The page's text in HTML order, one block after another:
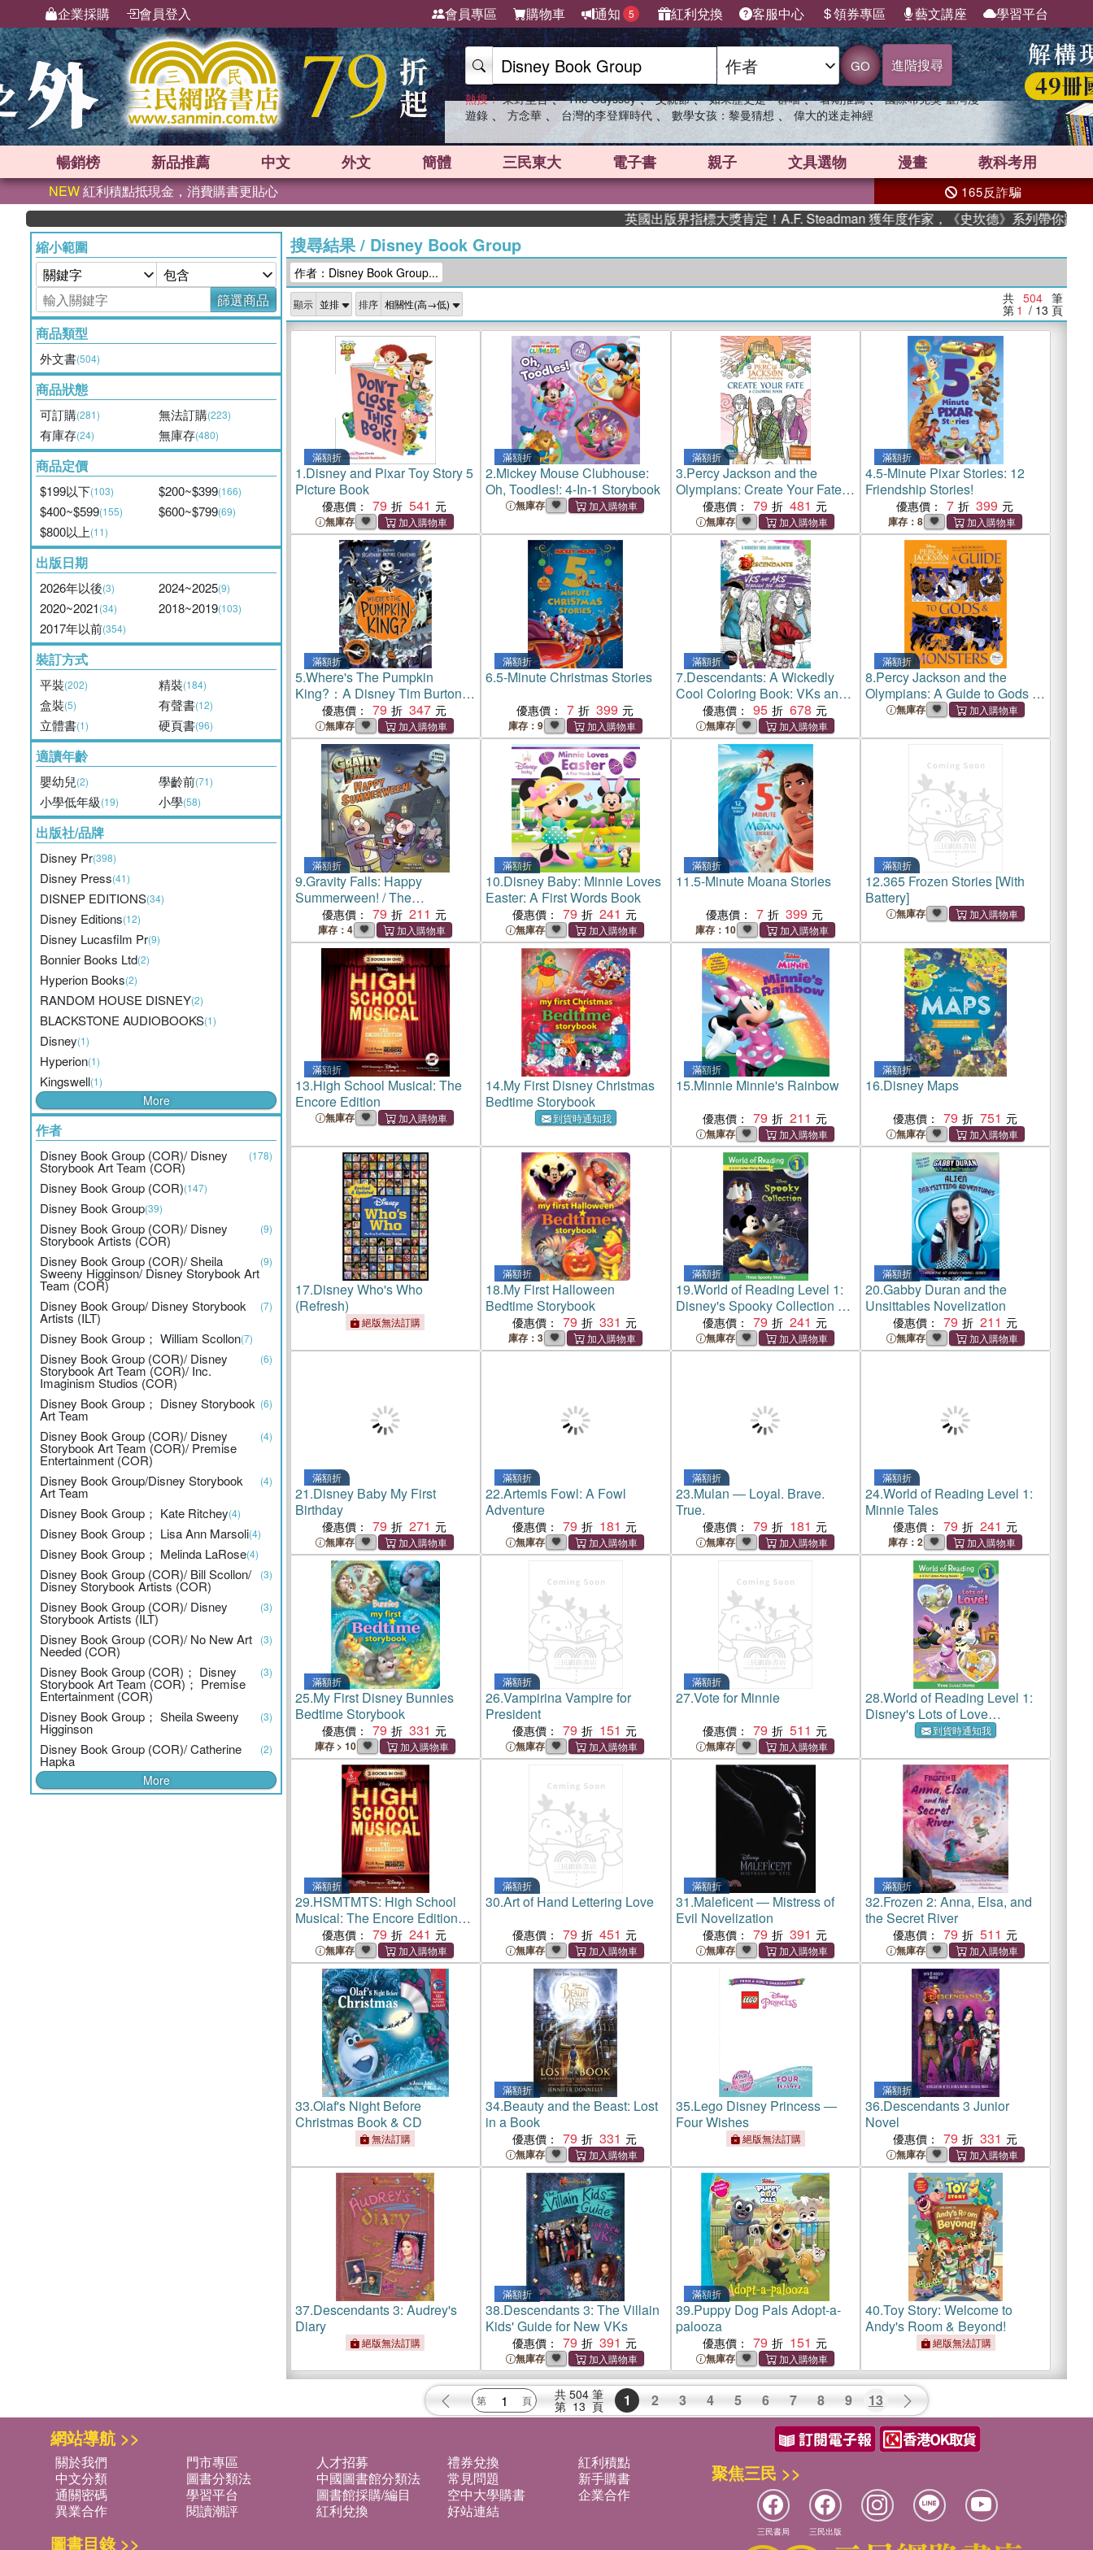
企業採購 會員登入 會員專區 購物車 通知 5 紅利兌換 客服中心 領券專區 藝文講座 學習平台
GO 進階搜尋
熱搜： 東野圭吾 、 The Odyssey 、 父親節 、 如果歷史是一群喵 、 暑期推薦 、 國際布克獎 臺灣漫
遊錄 、 方念華 、 台灣的李登輝時代 、 數學女孩：黎曼猜想 、 偉大的迷走神經
暢銷榜 新品推薦 中文 外文 簡體 三民東大 電子書 親子 文具選物 漫畫 教科考用
NEW紅利積點抵現金，消費購書更貼心 165反詐騙
英國出版界指標大獎肯定！A.F. Steadman 獲年度作家，《史坎德》系列帶你踏上熱血奇幻
縮小範圍
篩選商品
商品類型
外文書(504)
商品狀態
可訂購(281) 無法訂購(223)
有庫存(24) 無庫存(480)
商品定價
$199以下(103) $200~$399(166)
$400~$599(155) $600~$799(69)
$800以上(11)
出版日期
2026年以後(3) 2024~2025(9)
2020~2021(34) 2018~2019(103)
2017年以前(354)
裝訂方式
平裝(202) 精裝(184)
盒裝(5) 有聲書(12)
立體書(1) 硬頁書(96)
適讀年齡
嬰幼兒(2) 學齡前(71)
小學低年級(19) 小學(58)
出版社/品牌
Disney Pr(398)
Disney Press(41)
DISNEP EDITIONS(34)
Disney Editions(12)
Disney Lucasfilm Pr(9)
Bonnier Books Ltd(2)
Hyperion Books(2)
RANDOM HOUSE DISNEY(2)
BLACKSTONE AUDIOBOOKS(1)
Disney(1)
Hyperion(1)
Kingswell(1)
More
作者
Disney Book Group (COR)/ Disney
Storybook Art Team (COR)
(178)
Disney Book Group (COR)(147)
Disney Book Group(39)
Disney Book Group (COR)/ Disney
Storybook Artists (COR)
(9)
Disney Book Group (COR)/ Sheila
Sweeny Higginson/ Disney Storybook Art
Team (COR)
(9)
Disney Book Group/ Disney Storybook
Artists (ILT)
(7)
Disney Book Group； William Scollon(7)
Disney Book Group (COR)/ Disney
Storybook Art Team (COR)/ Inc.
Imaginism Studios (COR)
(6)
Disney Book Group； Disney Storybook
Art Team
(6)
Disney Book Group (COR)/ Disney
Storybook Art Team (COR)/ Premise
Entertainment (COR)
(4)
Disney Book Group/Disney Storybook
Art Team
(4)
Disney Book Group； Kate Ritchey(4)
Disney Book Group； Lisa Ann Marsoli(4)
Disney Book Group； Melinda LaRose(4)
Disney Book Group (COR)/ Bill Scollon/
Disney Storybook Artists (COR)
(3)
Disney Book Group (COR)/ Disney
Storybook Artists (ILT)
(3)
Disney Book Group (COR)/ No New Art
Needed (COR)
(3)
Disney Book Group (COR)； Disney
Storybook Art Team (COR)； Premise
Entertainment (COR)
(3)
Disney Book Group； Sheila Sweeny
Higginson
(3)
Disney Book Group (COR)/ Catherine
Hapka
(2)
More
搜尋結果/ Disney Book Group
作者：Disney Book Group...
顯示 排序 共 504 筆
第 1 / 13 頁
滿額折
1.Disney and Pixar Toy Story 5
Picture Book
優惠價： 79 541
無庫存
滿額折
2.Mickey Mouse Clubhouse:
Oh, Toodles!: 4-In-1 Storybook
無庫存
滿額折
3.Percy Jackson and the
Olympians: Create Your Fate:
A Coloring Book
優惠價： 79 481
無庫存
滿額折
4.5-Minute Pixar Stories: 12
Friendship Stories!
優惠價： 7 399
庫存：8
滿額折
5.Where's The Pumpkin
King?：A Disney Tim Burton's
The Nightmare Before
Christmas Search and Find
優惠價： 79 347
無庫存
滿額折
6.5-Minute Christmas Stories
優惠價： 7 399
庫存：9
滿額折
7.Descendants: A Wickedly
Cool Coloring Book: VKs and
AKs Through the Ages
優惠價： 95 678
無庫存
滿額折
8.Percy Jackson and the
Olympians: A Guide to Gods &
Monsters
無庫存
滿額折
9.Gravity Falls: Happy
Summerween! / The
Convenience Store . . . of
Horrors!
優惠價： 79 211
庫存：4
滿額折
10.Disney Baby: Minnie Loves
Easter: A First Words Book
優惠價： 79 241
無庫存
滿額折
11.5-Minute Moana Stories
優惠價： 7 399
庫存：10
滿額折
12.365 Frozen Stories [With
Battery]
無庫存
滿額折
13.High School Musical: The
Encore Edition
無庫存
14.My First Disney Christmas
Bedtime Storybook
到貨時通知我
滿額折
15.Minnie Minnie's Rainbow
優惠價： 79 211
無庫存
滿額折
16.Disney Maps
優惠價： 79 751
無庫存
17.Disney Who's Who
(Refresh)
絕版無法訂購
滿額折
18.My First Halloween
Bedtime Storybook
優惠價： 79 331
庫存：3
滿額折
19.World of Reading Level 1:
Disney's Spooky Collection 3-
in-1 (1平裝+1CD)
優惠價： 79 241
無庫存
滿額折
20.Gabby Duran and the
Unsittables Novelization
優惠價： 79 211
無庫存
滿額折
21.Disney Baby My First
Birthday
優惠價： 79 271
無庫存
滿額折
22.Artemis Fowl: A Fowl
Adventure
優惠價： 79 181
無庫存
滿額折
23.Mulan ― Loyal. Brave.
True.
優惠價： 79 181
無庫存
滿額折
24.World of Reading Level 1:
Minnie Tales
優惠價： 79 241
庫存：2
滿額折
25.My First Disney Bunnies
Bedtime Storybook
優惠價： 79 331
庫存 > 10
滿額折
26.Vampirina Vampire for
President
優惠價： 79 151
無庫存
滿額折
27.Vote for Minnie
優惠價： 79 511
無庫存
28.World of Reading Level 1:
Disney's Lots of Love
Collection 3-in-1 (1平裝+1CD)
到貨時通知我
滿額折
29.HSMTMTS: High School
Musical: The Encore Edition
Junior Novelization Bind-up
優惠價： 79 241
無庫存
滿額折
30.Art of Hand Lettering Love
優惠價： 79 451
無庫存
滿額折
31.Maleficent ― Mistress of
Evil Novelization
優惠價： 79 391
無庫存
滿額折
32.Frozen 2: Anna, Elsa, and
the Secret River
優惠價： 79 511
無庫存
33.Olaf's Night Before
Christmas Book & CD
無法訂購
滿額折
34.Beauty and the Beast: Lost
in a Book
優惠價： 79 331
無庫存
35.Lego Disney Princess ―
Four Wishes
絕版無法訂購
滿額折
36.Descendants 3 Junior
Novel
優惠價： 79 331
無庫存
37.Descendants 3: Audrey's
Diary
絕版無法訂購
滿額折
38.Descendants 3: The Villain
Kids' Guide for New VKs
優惠價： 79 391
無庫存
滿額折
39.Puppy Dog Pals Adopt-a-
palooza
優惠價： 79 151
無庫存
40.Toy Story: Welcome to
Andy's Room & Beyond!
絕版無法訂購
共 504 筆
第 13 頁 1 2 3 4 5 6 7 8 9 13
網站導航 >>
關於我們 門市專區 人才招募 禮券兌換
紅利積點
中文分類
圖書分類法 中國圖書館分類法 常見問題
新手購書
通關密碼
學習平台 圖書館採購/編目 空中大學購書
企業合作
異業合作
閱讀潮評 紅利兌換 好站連結
圖書目錄 >>
聚焦三民 >>
三民書局 三民出版